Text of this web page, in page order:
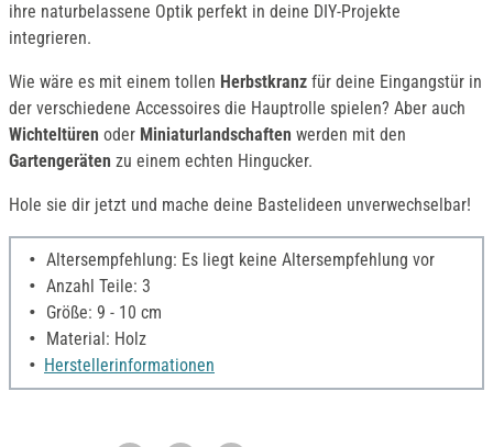
ihre naturbelassene Optik perfekt in deine DIY-Projekte
integrieren.
Wie wäre es mit einem tollen Herbstkranz für deine Eingangstür in
der verschiedene Accessoires die Hauptrolle spielen? Aber auch
Wichteltüren oder Miniaturlandschaften werden mit den
Gartengeräten zu einem echten Hingucker.
Hole sie dir jetzt und mache deine Bastelideen unverwechselbar!
Altersempfehlung: Es liegt keine Altersempfehlung vor
Anzahl Teile: 3
Größe: 9 - 10 cm
Material: Holz
Herstellerinformationen